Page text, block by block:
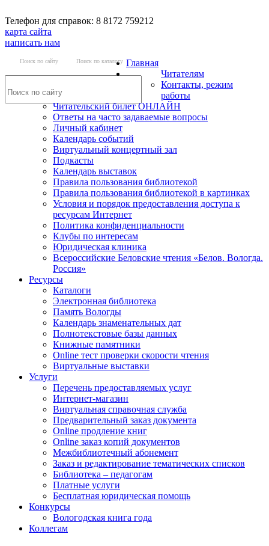
Телефон для справок: 8 8172 759212
карта сайта
написать нам
Поиск по сайту Поиск по каталогу Главная
Читателям
Контакты, режим
работы
Читательский билет ОНЛАЙН
Ответы на часто задаваемые вопросы
Личный кабинет
Календарь событий
Виртуальный концертный зал
Подкасты
Календарь выставок
Правила пользования библиотекой
Правила пользования библиотекой в картинках
Условия и порядок предоставления доступа к
ресурсам Интернет
Политика конфиденциальности
Клубы по интересам
Юридическая клиника
Всероссийские Беловские чтения «Белов. Вологда.
Россия»
Ресурсы
Каталоги
Электронная библиотека
Память Вологды
Календарь знаменательных дат
Полнотекстовые базы данных
Книжные памятники
Online тест проверки скорости чтения
Виртуальные выставки
Услуги
Перечень предоставляемых услуг
Интернет-магазин
Виртуальная справочная служба
Предварительный заказ документа
Online продление книг
Online заказ копий документов
Межбиблиотечный абонемент
Заказ и редактирование тематических списков
Библиотека – педагогам
Платные услуги
Бесплатная юридическая помощь
Конкурсы
Вологодская книга года
Коллегам